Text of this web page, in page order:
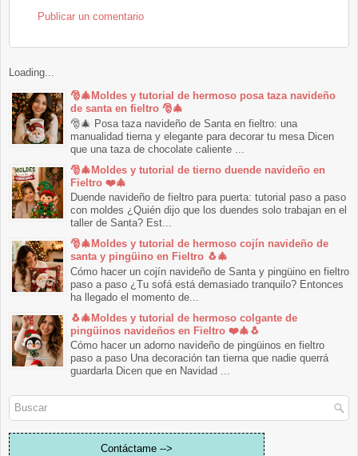
Publicar un comentario
Loading...
🎅🎄Moldes y tutorial de hermoso posa taza navideño
de santa en fieltro 🎅🎄
🎅🎄 Posa taza navideño de Santa en fieltro: una
manualidad tierna y elegante para decorar tu mesa Dicen
que una taza de chocolate caliente ...
🎅🎄Moldes y tutorial de tierno duende navideño en
Fieltro ❤️🎄
Duende navideño de fieltro para puerta: tutorial paso a paso
con moldes ¿Quién dijo que los duendes solo trabajan en el
taller de Santa? Est...
🎅🎄Moldes y tutorial de hermoso cojín navideño de
santa y pingüino en Fieltro 🐧🎄
Cómo hacer un cojín navideño de Santa y pingüino en fieltro
paso a paso ¿Tu sofá está demasiado tranquilo? Entonces
ha llegado el momento de...
🐧🎄Moldes y tutorial de hermoso colgante de
pingüinos navideños en Fieltro ❤️🎄🐧
Cómo hacer un adorno navideño de pingüinos en fieltro
paso a paso Una decoración tan tierna que nadie querrá
guardarla Dicen que en Navidad ...
Contáctame -->